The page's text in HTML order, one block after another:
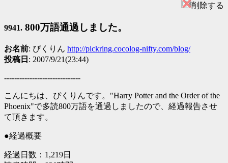
削除する
9941. 800万語通過しました。
お名前: ぴくりん http://pickring.cocolog-nifty.com/blog/
投稿日 : 2007/9/21(23:44)
------------------------------
こんにちは、ぴくりんです。"Harry Potter and the Order of the
Phoenix"で多読800万語を通過しましたので、経過報告させ
て頂きます。
●経過概要
経過日数：1,219日